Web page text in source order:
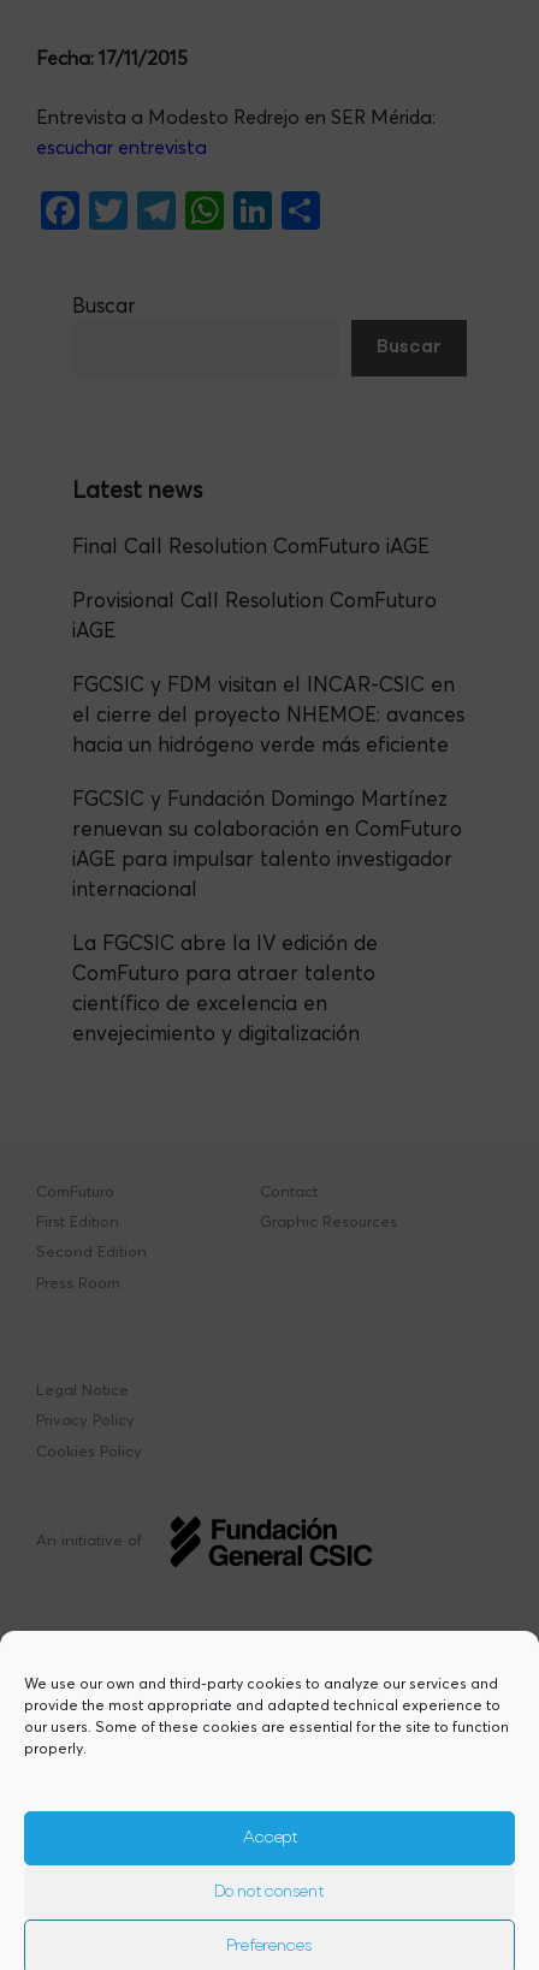
We use our own and third-party cookies to analyze our services and
provide the most appropriate and adapted technical experience to
our users. Some of these cookies are essential for the site to function
properly.
Accept
Do not consent
Preferences
Fecha: 17/11/2015
Entrevista a Modesto Redrejo en SER Mérida:
escuchar entrevista
F
c
e
k
T
er
Te W Li
Buscar
Buscar
Final Call Resolution ComFuturo iAGE
Provisional Call Resolution ComFuturo
iAGE
FGCSIC y FDM visitan el INCAR-CSIC en
el cierre del proyecto NHEMOE: avances
hacia un hidrógeno verde más eficiente
FGCSIC y Fundación Domingo Martínez
renuevan su colaboración en ComFuturo
iAGE para impulsar talento investigador
internacional
La FGCSIC abre la IV edición de
ComFuturo para atraer talento
científico de excelencia en
envejecimiento y digitalización
ComFuturo
First Edition
Second Edition
Press Room
Contact
Graphic Resources
Legal Notice
Privacy Policy
Cookies Policy
An initiative of
This project has received funding from the
European Union’s Horizon Europe research
reflect those of the European Union or the
granting authority. Neither the European
held responsible for them.